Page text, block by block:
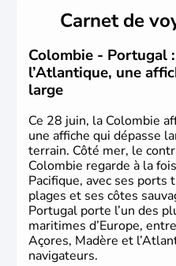
en 1538, qui est toujours
le premier parlement
par la proclamation de
une République depuis
Carnet de
Colombie - Portugal
l’Atlantique, une
large
Ce 28 juin, la Colombie
une affiche qui dépasse
terrain. Côté mer, le
Colombie regarde à la
Pacifique, avec ses ports
plages et ses côtes
Portugal porte l’un des
maritimes d’Europe,
Açores, Madère et
navigateurs.